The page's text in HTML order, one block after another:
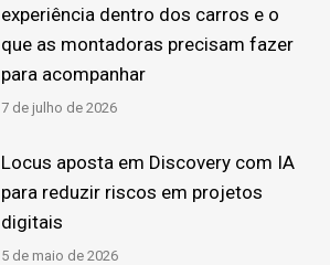
experiência dentro dos carros e o
que as montadoras precisam fazer
para acompanhar
7 de julho de 2026
Locus aposta em Discovery com IA
para reduzir riscos em projetos
digitais
5 de maio de 2026